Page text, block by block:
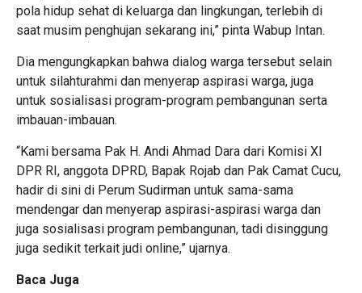
pola hidup sehat di keluarga dan lingkungan, terlebih di
saat musim penghujan sekarang ini,” pinta Wabup Intan.
Dia mengungkapkan bahwa dialog warga tersebut selain
untuk silahturahmi dan menyerap aspirasi warga, juga
untuk sosialisasi program-program pembangunan serta
imbauan-imbauan.
“Kami bersama Pak H. Andi Ahmad Dara dari Komisi XI
DPR RI, anggota DPRD, Bapak Rojab dan Pak Camat Cucu,
hadir di sini di Perum Sudirman untuk sama-sama
mendengar dan menyerap aspirasi-aspirasi warga dan
juga sosialisasi program pembangunan, tadi disinggung
juga sedikit terkait judi online,” ujarnya.
Baca Juga